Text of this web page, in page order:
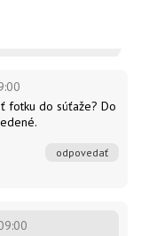
fotku do súťaže? Do
odpovedať